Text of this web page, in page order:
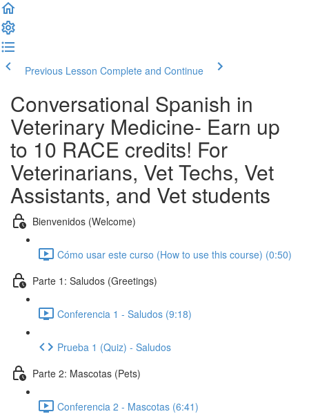
Previous Lesson Complete and Continue
Conversational Spanish in
Veterinary Medicine- Earn up
to 10 RACE credits! For
Veterinarians, Vet Techs, Vet
Assistants, and Vet students
Bienvenidos (Welcome)
Cómo usar este curso (How to use this course) (0:50)
Parte 1: Saludos (Greetings)
Conferencia 1 - Saludos (9:18)
Prueba 1 (Quiz) - Saludos
Parte 2: Mascotas (Pets)
Conferencia 2 - Mascotas (6:41)